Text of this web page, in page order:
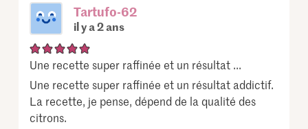
Tartufo-62
il y a 2 ans
Une recette super raffinée et un résultat ...
Une recette super raffinée et un résultat addictif.
La recette, je pense, dépend de la qualité des
citrons.